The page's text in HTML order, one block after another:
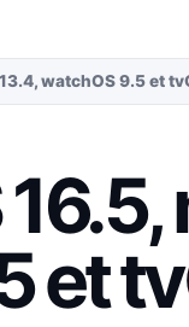
watchOS 9.5 et
et